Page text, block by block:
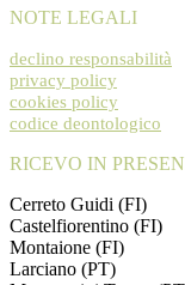
NOTE LEGALI
declino responsabilità
privacy policy
cookies policy
codice deontologico
RICEVO IN
Cerreto Guidi (FI)
Castelfiorentino (FI)
Montaione (FI)
Larciano (PT)